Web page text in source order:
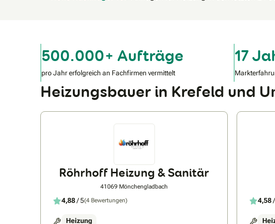
500.000+ Aufträge
pro Jahr erfolgreich an Fachfirmen vermittelt
17
Heizungsbauer in Krefeld und
Röhrhoff Heizung & Sanitär
41069 Mönchengladbach
4,88/ 5(4 Bewertungen)
Heizung
4,58